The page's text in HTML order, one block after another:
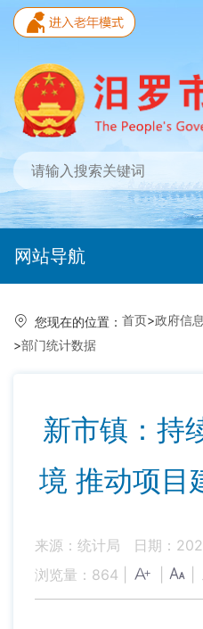
网站导航
您现在的位置： 首页>政府信
>部门统计数据
新市镇：持
境 推动项目
来源：统计局
日期：
浏览量： 864